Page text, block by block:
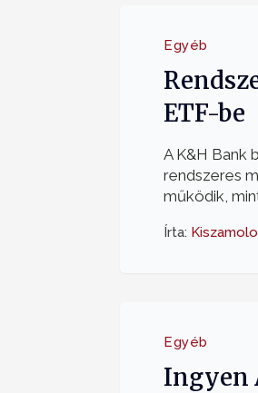
Egyéb
ETF-be
A K&H Bank
rendszeres
működik,
Írta: Kiszamolo
Egyéb
Ingyen